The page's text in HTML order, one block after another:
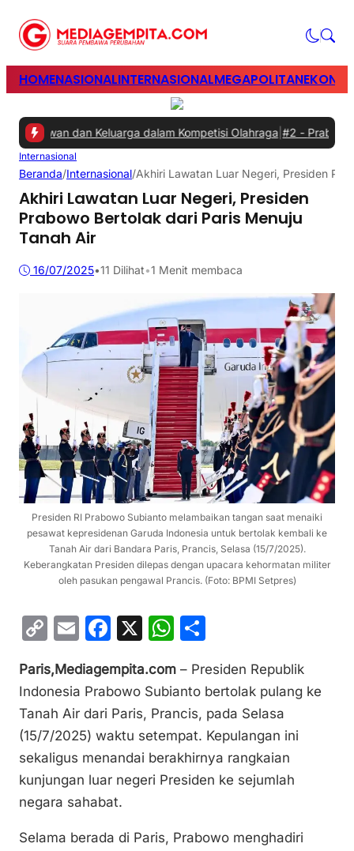
HOMENASIONALINTERNASIONALMEGAPOLITAN
dan Keluarga dalam Kompetisi Olahraga|#2 -Prabowo
Internasional
Beranda/Internasional/Akhiri Lawatan Luar Negeri, Presiden
Akhiri Lawatan Luar Negeri, Presiden
Prabowo Bertolak dari Paris Menuju
Tanah Air
16/07/2025•11 Dilihat•1 Menit membaca
Presiden RI Prabowo Subianto melambaikan tangan saat menaiki
pesawat kepresidenan Garuda Indonesia untuk bertolak kembali ke
Tanah Air dari Bandara Paris, Prancis, Selasa (15/7/2025).
Keberangkatan Presiden dilepas dengan upacara kehormatan militer
oleh pasukan pengawal Prancis. (Foto: BPMI Setpres)
C
p
y
Li
n
k
E
ai
l
F
c
e
b
o
o
k
X
W
at
s
A
p
p
ar
e
Paris,Mediagempita.com – Presiden Republik
Indonesia Prabowo Subianto bertolak pulang ke
Tanah Air dari Paris, Prancis, pada Selasa
(15/7/2025) waktu setempat. Kepulangan ini
sekaligus menandai berakhirnya rangkaian
kunjungan luar negeri Presiden ke sejumlah
negara sahabat.
Selama berada di Paris, Prabowo menghadiri